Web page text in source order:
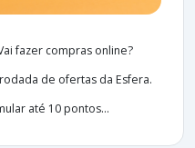
fazer compras online?
de ofertas da Esfera.
até 10 pontos...